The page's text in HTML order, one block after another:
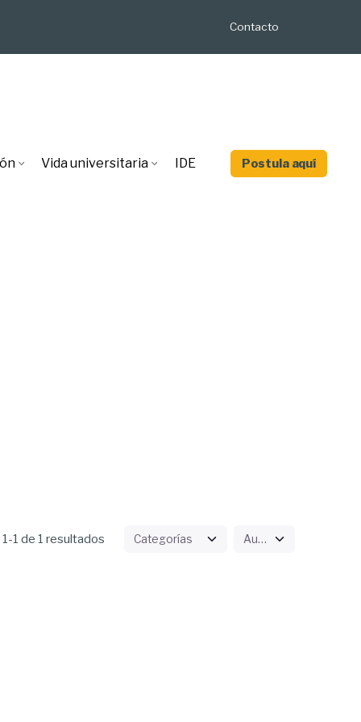
Contacto
Vida universitaria IDE Postula aquí
1 de 1 resultados